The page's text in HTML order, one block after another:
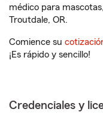
médico para
Troutdale, OR.
Comience su
¡Es rápido y sencillo!
Credenciales y